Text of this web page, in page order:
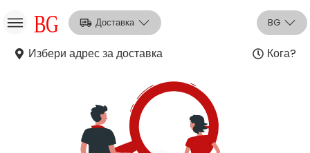
НО
Регистрация
Доставка BG
Избери адрес за доставка Кога?